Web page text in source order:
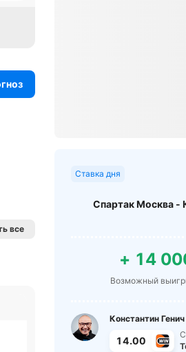
все
Ставка дня
Спартак Москва -
+ 14
Возможный
Константин Генич
14.00